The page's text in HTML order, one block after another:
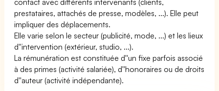
prestataires, attachés de presse, modèles, ...). Elle peut
impliquer des déplacements.
Elle varie selon le secteur (publicité, mode, ...) et les lieux
d''intervention (extérieur, studio, ...).
La rémunération est constituée d''un fixe parfois associé
à des primes (activité salariée), d''honoraires ou de droits
d''auteur (activité indépendante).